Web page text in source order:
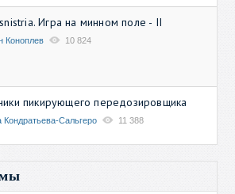
Игра на минном поле - II
Коноплев 10 824
пикирующего передозировщика
Кондратьева-Сальгеро 11 388